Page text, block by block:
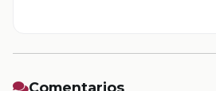
Comentarios